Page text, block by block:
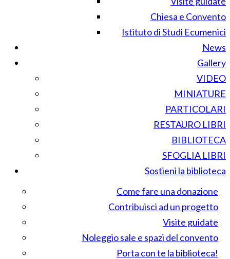
Chiesa e Convento
Istituto di Studi Ecumenici
News
Gallery
VIDEO
MINIATURE
PARTICOLARI
RESTAURO LIBRI
BIBLIOTECA
SFOGLIA LIBRI
Sostieni la biblioteca
Come fare una donazione
Contribuisci ad un progetto
Visite guidate
Noleggio sale e spazi del convento
Porta con te la biblioteca!